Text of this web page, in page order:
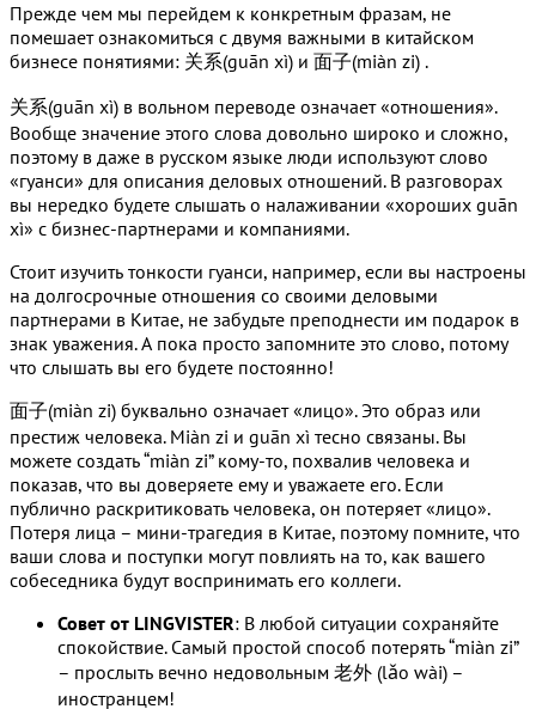
Прежде чем мы перейдем к конкретным фразам, не
помешает ознакомиться с двумя важными в китайском
бизнесе понятиями: 关系(guān xì) и 面子(miàn zi) .
关系(guān xì) в вольном переводе означает «отношения».
Вообще значение этого слова довольно широко и сложно,
поэтому в даже в русском языке люди используют слово
«гуанси» для описания деловых отношений. В разговорах
вы нередко будете слышать о налаживании «хороших guān
xì» с бизнес-партнерами и компаниями.
Стоит изучить тонкости гуанси, например, если вы настроены
на долгосрочные отношения со своими деловыми
партнерами в Китае, не забудьте преподнести им подарок в
знак уважения. А пока просто запомните это слово, потому
что слышать вы его будете постоянно!
面子(miàn zi) буквально означает «лицо». Это образ или
престиж человека. Miàn zi и guān xì тесно связаны. Вы
можете создать “miàn zi” кому-то, похвалив человека и
показав, что вы доверяете ему и уважаете его. Если
публично раскритиковать человека, он потеряет «лицо».
Потеря лица – мини-трагедия в Китае, поэтому помните, что
ваши слова и поступки могут повлиять на то, как вашего
собеседника будут воспринимать его коллеги.
Совет от LINGVISTER: В любой ситуации сохраняйте
спокойствие. Самый простой способ потерять “miàn zi”
– прослыть вечно недовольным 老外 (lǎo wài) –
иностранцем!